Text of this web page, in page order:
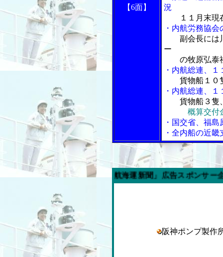
【6面】
況
１１月末
・内航労務協
副会長には
ー
の牧原弘泰
・内航総連、
貨物船１０
・内航総連、
貨物船３隻
概算交付
・国交省、福
・全内船の近
今週の「内航海運新聞」広告スポンサー企業
阪神ポンプ製